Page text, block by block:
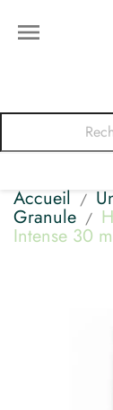

Accueil
Granule
Intense 30